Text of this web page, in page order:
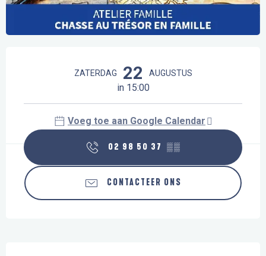
ZATERDAG 22 AUGUSTUS
in 15:00
Voeg toe aan Google Calendar
02 98 50 37 ▒▒
CONTACTEER ONS